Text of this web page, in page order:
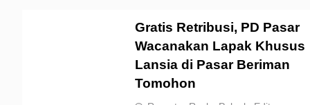
Gratis Retribusi, PD Pasar
Wacanakan Lapak Khusus
Lansia di Pasar Beriman
Tomohon